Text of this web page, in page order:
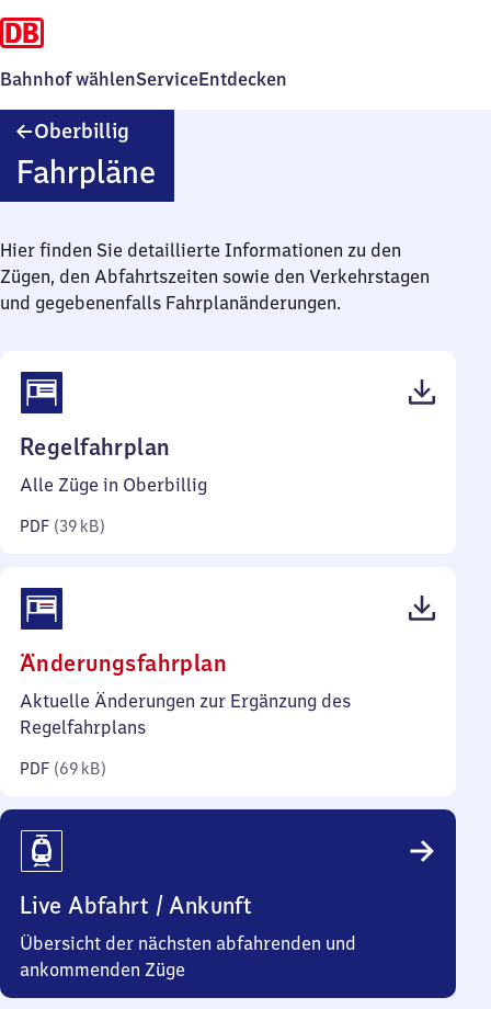
Bahnhof wählenServiceEntdecken
Oberbillig
Fahrpläne
Hier finden Sie detaillierte Informationen zu den
Zügen, den Abfahrtszeiten sowie den Verkehrstagen
und gegebenenfalls Fahrplanänderungen.
Regelfahrplan
39
Alle Züge in Oberbillig
PDF (39 kB)
Änderungsfahrplan
69
Aktuelle Änderungen zur Ergänzung des
Regelfahrplans
PDF (69 kB)
Live Abfahrt / Ankunft
Übersicht der nächsten abfahrenden und
ankommenden Züge